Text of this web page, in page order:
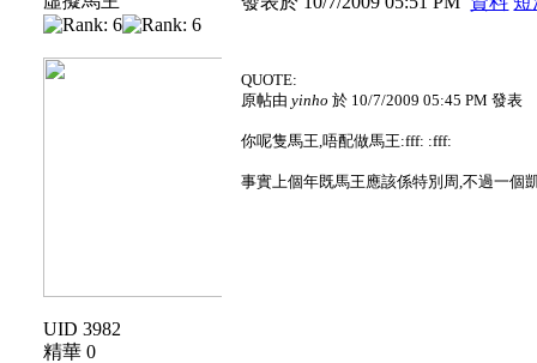
UID 3982
精華 0
QUOTE:
原帖由yinho 於 10/7/2009 05:45 PM 發表
你呢隻馬王,唔配做馬王:fff: :fff:
事實上個年既馬王應該係特別周,不過一個